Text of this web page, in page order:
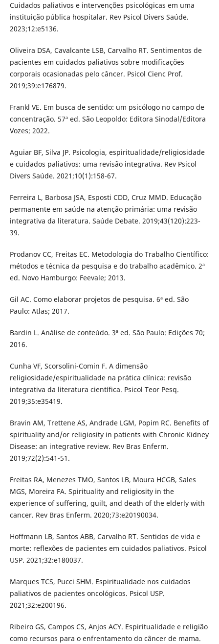
Cuidados paliativos e intervenções psicológicas em uma
instituição pública hospitalar. Rev Psicol Divers Saúde.
2023;12:e5136.
Oliveira DSA, Cavalcante LSB, Carvalho RT. Sentimentos de
pacientes em cuidados paliativos sobre modificações
corporais ocasionadas pelo câncer. Psicol Cienc Prof.
2019;39:e176879.
Frankl VE. Em busca de sentido: um psicólogo no campo de
concentração. 57ª ed. São Leopoldo: Editora Sinodal/Editora
Vozes; 2022.
Aguiar BF, Silva JP. Psicologia, espiritualidade/religiosidade
e cuidados paliativos: uma revisão integrativa. Rev Psicol
Divers Saúde. 2021;10(1):158-67.
Ferreira L, Barbosa JSA, Esposti CDD, Cruz MMD. Educação
permanente em saúde na atenção primária: uma revisão
integrativa da literatura. Saúde Debate. 2019;43(120):223-
39.
Prodanov CC, Freitas EC. Metodologia do Trabalho Científico:
métodos e técnica da pesquisa e do trabalho acadêmico. 2ª
ed. Novo Hamburgo: Feevale; 2013.
Gil AC. Como elaborar projetos de pesquisa. 6ª ed. São
Paulo: Atlas; 2017.
Bardin L. Análise de conteúdo. 3ª ed. São Paulo: Edições 70;
2016.
Cunha VF, Scorsolini-Comin F. A dimensão
religiosidade/espiritualidade na prática clínica: revisão
integrativa da literatura científica. Psicol Teor Pesq.
2019;35:e35419.
Bravin AM, Trettene AS, Andrade LGM, Popim RC. Benefits of
spirituality and/or religiosity in patients with Chronic Kidney
Disease: an integrative review. Rev Bras Enferm.
2019;72(2):541-51.
Freitas RA, Menezes TMO, Santos LB, Moura HCGB, Sales
MGS, Moreira FA. Spirituality and religiosity in the
experience of suffering, guilt, and death of the elderly with
cancer. Rev Bras Enferm. 2020;73:e20190034.
Hoffmann LB, Santos ABB, Carvalho RT. Sentidos de vida e
morte: reflexões de pacientes em cuidados paliativos. Psicol
USP. 2021;32:e180037.
Marques TCS, Pucci SHM. Espiritualidade nos cuidados
paliativos de pacientes oncológicos. Psicol USP.
2021;32:e200196.
Ribeiro GS, Campos CS, Anjos ACY. Espiritualidade e religião
como recursos para o enfrentamento do câncer de mama.